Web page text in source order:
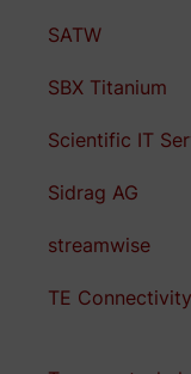
SATW
SBX Titanium
Scientific IT
Sidrag AG
streamwise
TE Connectivity